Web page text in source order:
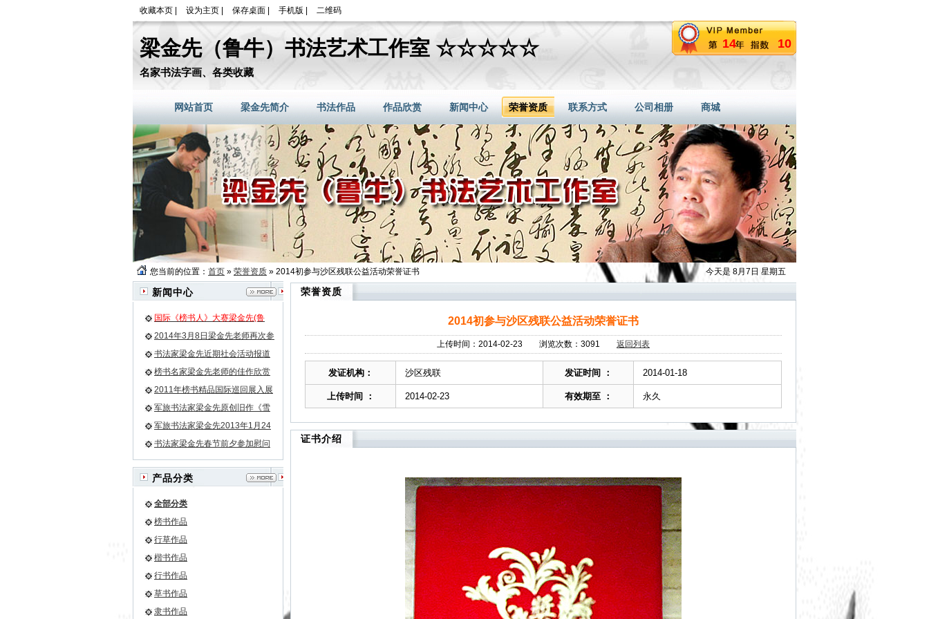
收藏本页 设为主页 保存桌面 手机版 二维码
14 10
梁金先（鲁牛）书法艺术工作室 ☆☆☆☆☆
名家书法字画、各类收藏
网站首页 梁金先简介 书法作品 作品欣赏 新闻中心 荣誉资质 联系方式 公司相册 商城
今天是 8月7日 星期五
您当前的位置： 首页 » 荣誉资质 » 2014初参与沙区残联公益活动荣誉证书
新闻中心
国际《榜书人》大赛梁金先(鲁
牛）老师荣膺榜书第一名小字第
二名
2014年3月8日梁金先老师再次参
加残联畅想艺术团活动
书法家梁金先近期社会活动报道
榜书名家梁金先老师的佳作欣赏
之《龙》等
2011年榜书精品国际巡回展入展
名单
军旅书法家梁金先原创旧作《雪
花》
军旅书法家梁金先2013年1月24
日再次为驻军某团挥豪泼墨
书法家梁金先春节前夕参加慰问
驻军部队官兵的活动
产品分类
全部分类
榜书作品
行草作品
楷书作品
行书作品
草书作品
隶书作品
荣誉资质
2014初参与沙区残联公益活动荣誉证书
上传时间：2014-02-23 浏览次数：3091 返回列表
发证机构： 沙区残联 发证时间 ： 2014-01-18
上传时间 ： 2014-02-23 有效期至 ： 永久
证书介绍